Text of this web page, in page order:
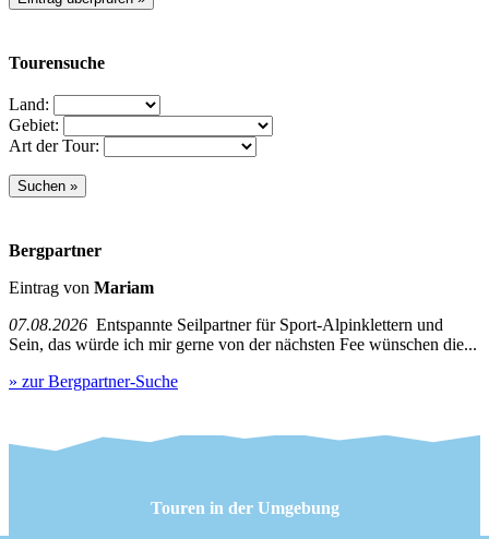
Tourensuche
Land:
Gebiet:
Art der Tour:
Bergpartner
Eintrag von Mariam
07.08.2026 Entspannte Seilpartner für Sport-Alpinklettern und
Sein, das würde ich mir gerne von der nächsten Fee wünschen die...
» zur Bergpartner-Suche
Touren in der Umgebung